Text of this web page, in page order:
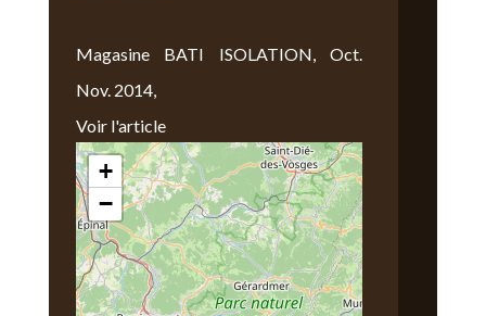
Magasine BATI ISOLATION, Oct.
Nov. 2014,
Voir l'article
Nous Trouver
+
−